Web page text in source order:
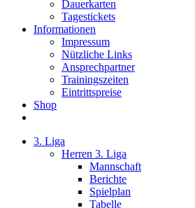
Dauerkarten
Tagestickets
Informationen
Impressum
Nützliche Links
Ansprechpartner
Trainingszeiten
Eintrittspreise
Shop
3. Liga
Herren 3. Liga
Mannschaft
Berichte
Spielplan
Tabelle